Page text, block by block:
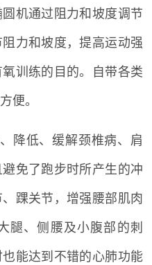
机通过阻力和坡度调节
力和坡度，提高运动强
训练的目的。自带各类
便。
降低、缓解颈椎病、肩
免了跑步时所产生的冲
踝关节，增强腰部肌肉
腿、侧腰及小腹部的刺
能达到不错的心肺功能